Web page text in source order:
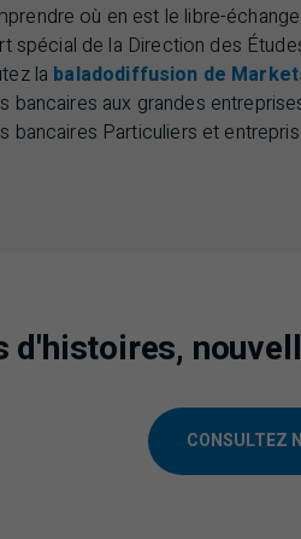
où en est le libre-
spécial de la Direction des
la baladodiffusion de
bancaires aux grandes
bancaires Particuliers et
d'histoires,
CONSULTEZ